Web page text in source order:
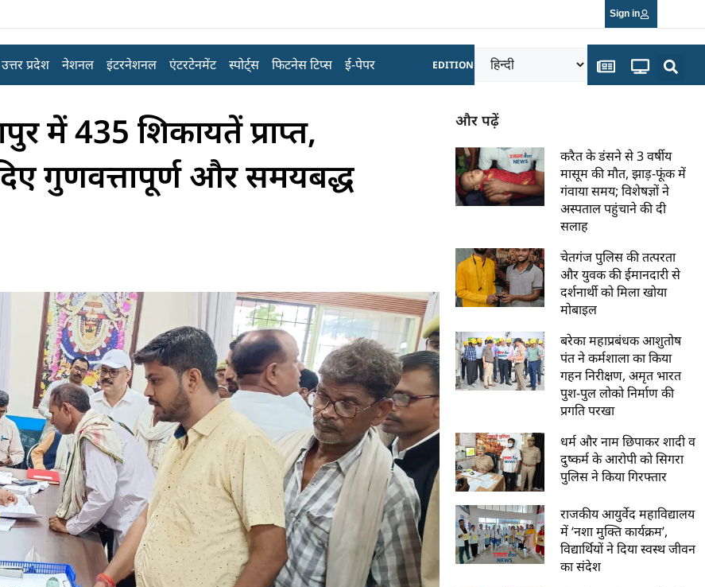
Sign in
उत्तर प्रदेश नेशनल इंटरनेशनल एंटरटेनमेंट स्पोर्ट्स फिटनेस टिप्स ई-पेपर EDITION
में 435 शिकायतें प्राप्त,
गुणवत्तापूर्ण और समयबद्ध
और पढ़ें
करैत के डंसने से 3 वर्षीय
मासूम की मौत, झाड़-फूंक में
गंवाया समय; विशेषज्ञों ने
अस्पताल पहुंचाने की दी
सलाह
चेतगंज पुलिस की तत्परता
और युवक की ईमानदारी से
दर्शनार्थी को मिला खोया
मोबाइल
बरेका महाप्रबंधक आशुतोष
पंत ने कर्मशाला का किया
गहन निरीक्षण, अमृत भारत
पुश-पुल लोको निर्माण की
प्रगति परखा
धर्म और नाम छिपाकर शादी व
दुष्कर्म के आरोपी को सिगरा
पुलिस ने किया गिरफ्तार
राजकीय आयुर्वेद महाविद्यालय
में ‘नशा मुक्ति कार्यक्रम’,
विद्यार्थियों ने दिया स्वस्थ जीवन
का संदेश